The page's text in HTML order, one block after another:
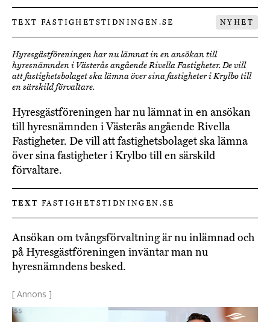
TEXT FASTIGHETSTIDNINGEN.SE NYHET
Hyresgästföreningen har nu lämnat in en ansökan till
hyresnämnden i Västerås angående Rivella Fastigheter. De vill
att fastighetsbolaget ska lämna över sina fastigheter i Krylbo till
en särskild förvaltare.
Hyresgästföreningen har nu lämnat in en ansökan
till hyresnämnden i Västerås angående Rivella
Fastigheter. De vill att fastighetsbolaget ska lämna
över sina fastigheter i Krylbo till en särskild
förvaltare.
TEXT FASTIGHETSTIDNINGEN.SE
Ansökan om tvångsförvaltning är nu inlämnad och
på Hyresgästföreningen inväntar man nu
hyresnämndens besked.
[ Annons ]